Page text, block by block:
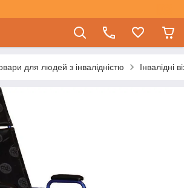
для людей з інвалідністю Інвалідні